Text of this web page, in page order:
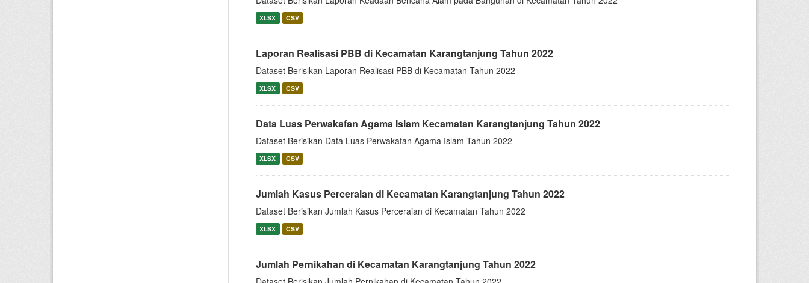
XLSX CSV
Laporan Realisasi PBB di Kecamatan Karangtanjung Tahun 2022
Dataset Berisikan Laporan Realisasi PBB di Kecamatan Tahun 2022
XLSX CSV
Data Luas Perwakafan Agama Islam Kecamatan Karangtanjung Tahun 2022
Dataset Berisikan Data Luas Perwakafan Agama Islam Tahun 2022
XLSX CSV
Jumlah Kasus Perceraian di Kecamatan Karangtanjung Tahun 2022
Dataset Berisikan Jumlah Kasus Perceraian di Kecamatan Tahun 2022
XLSX CSV
Jumlah Pernikahan di Kecamatan Karangtanjung Tahun 2022